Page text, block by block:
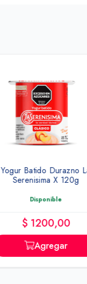
Yogur Batido Durazno La
Serenisima X 120g
Disponible
$ 1200,00
Agregar